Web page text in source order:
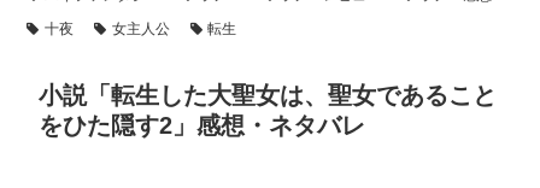
十夜
女主人公 転生
小説「転生した大聖女は、聖女であること
をひた隠す2」感想・ネタバレ